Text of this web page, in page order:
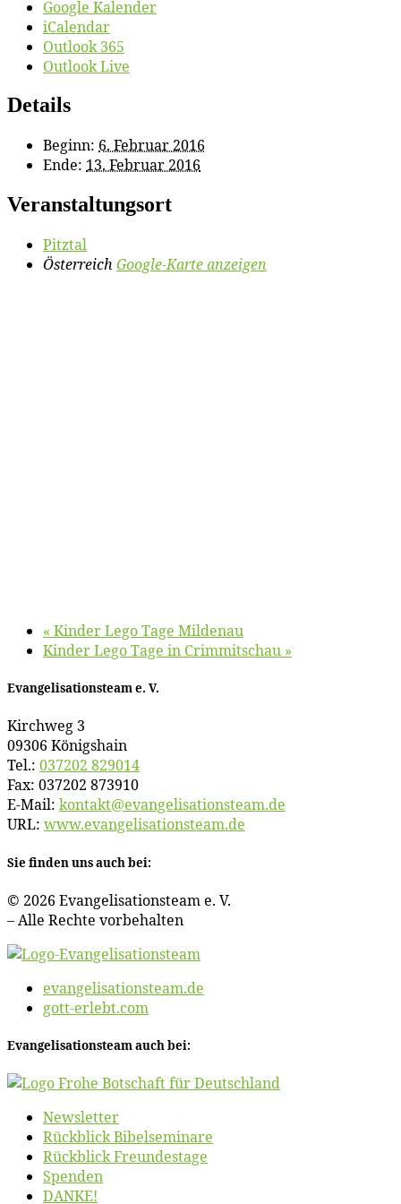
Google Kalender
iCalendar
Outlook 365
Outlook Live
Details
Beginn: 6. Februar 2016
Ende: 13. Februar 2016
Veranstaltungsort
Pitz­tal
Österreich Google-Karte anzeigen
« Kin­der Le­go Ta­ge Mildenau
Kin­der Le­go Ta­ge in Crimmitschau »
Evan­ge­li­sa­ti­ons­team e. V.
Kirch­weg 3
09306 Königshain
Tel.: 037202 829014
Fax: 037202 873910
E‑Mail: kontakt@​evangelisationsteam.​de
URL: www​.evan​ge​li​sa​ti​ons​team​.de
Sie fin­den uns auch bei:
© 2026 Evan­ge­li­sa­ti­ons­team e. V.
– Al­le Rech­te vorbehalten
evangelisationsteam.de
gott-erlebt.com
Evan­ge­li­sa­ti­ons­team auch bei:
News­let­ter
Rück­blick Bibelseminare
Rück­blick Freundestage
Spen­den
DANKE!